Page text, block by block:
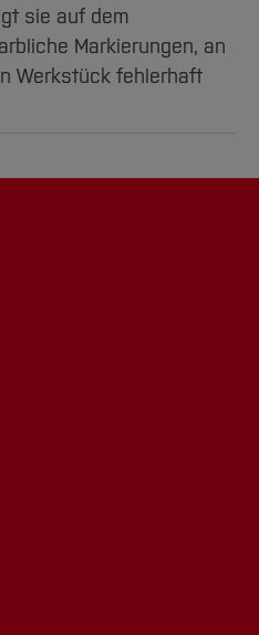
sie auf dem
Markierungen, an
Werkstück fehlerhaft